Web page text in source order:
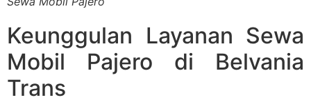
Keunggulan Layanan Sewa
Mobil Pajero di Belvania
Trans